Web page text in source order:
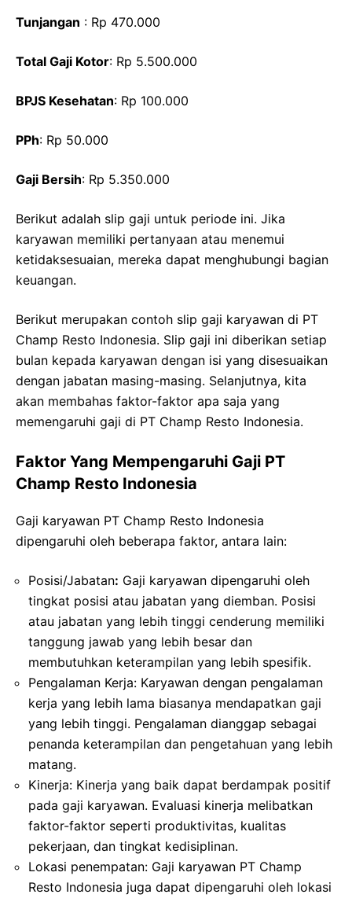
Tunjangan : Rp 470.000
Total Gaji Kotor: Rp 5.500.000
BPJS Kesehatan: Rp 100.000
PPh: Rp 50.000
Gaji Bersih: Rp 5.350.000
Berikut adalah slip gaji untuk periode ini. Jika
karyawan memiliki pertanyaan atau menemui
ketidaksesuaian, mereka dapat menghubungi bagian
keuangan.
Berikut merupakan contoh slip gaji karyawan di PT
Champ Resto Indonesia. Slip gaji ini diberikan setiap
bulan kepada karyawan dengan isi yang disesuaikan
dengan jabatan masing-masing. Selanjutnya, kita
akan membahas faktor-faktor apa saja yang
memengaruhi gaji di PT Champ Resto Indonesia.
Faktor Yang Mempengaruhi Gaji PT
Champ Resto Indonesia
Gaji karyawan PT Champ Resto Indonesia
dipengaruhi oleh beberapa faktor, antara lain:
Posisi/Jabatan: Gaji karyawan dipengaruhi oleh
tingkat posisi atau jabatan yang diemban. Posisi
atau jabatan yang lebih tinggi cenderung memiliki
tanggung jawab yang lebih besar dan
membutuhkan keterampilan yang lebih spesifik.
Pengalaman Kerja: Karyawan dengan pengalaman
kerja yang lebih lama biasanya mendapatkan gaji
yang lebih tinggi. Pengalaman dianggap sebagai
penanda keterampilan dan pengetahuan yang lebih
matang.
Kinerja: Kinerja yang baik dapat berdampak positif
pada gaji karyawan. Evaluasi kinerja melibatkan
faktor-faktor seperti produktivitas, kualitas
pekerjaan, dan tingkat kedisiplinan.
Lokasi penempatan: Gaji karyawan PT Champ
Resto Indonesia juga dapat dipengaruhi oleh lokasi